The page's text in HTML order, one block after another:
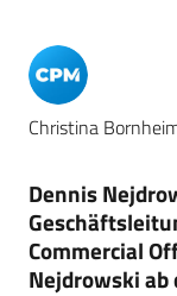
Christina
Dennis
Commercial
Nejdrowski ab